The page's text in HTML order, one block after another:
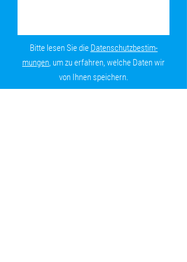
Bitte lesen Sie die Daten­schutz­be­stim­
mungen, um zu erfahren, welche Daten wir
von Ihnen speichern.